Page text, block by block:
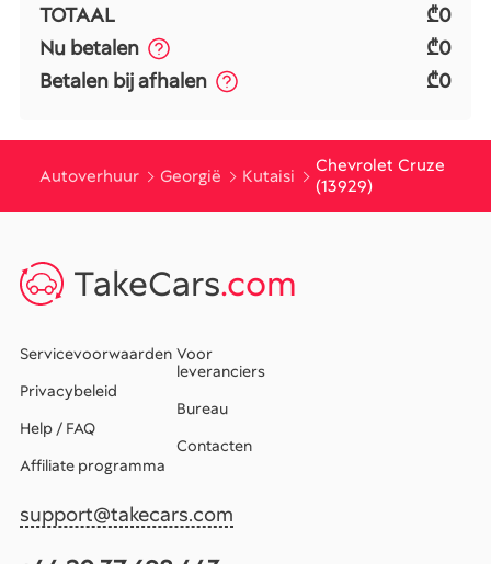
TOTAAL
₾0
Nu betalen
₾0
Betalen bij afhalen
₾0
Autoverhuur Georgië Kutaisi
Chevrolet Cruze
(13929)
TakeCars.com
Servicevoorwaarden
Privacybeleid
Help / FAQ
Affiliate programma
Voor
leveranciers
Bureau
Contacten
support@takecars.com